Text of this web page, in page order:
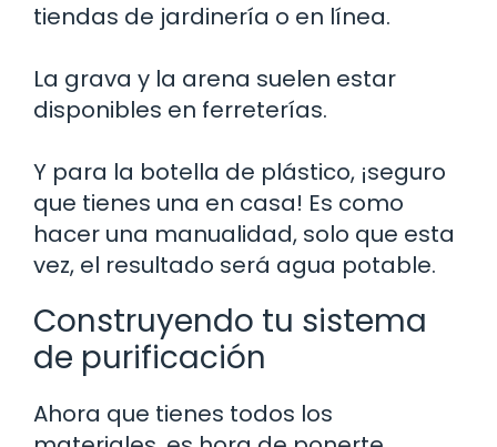
tiendas de jardinería o en línea.
La grava y la arena suelen estar
disponibles en ferreterías.
Y para la botella de plástico, ¡seguro
que tienes una en casa! Es como
hacer una manualidad, solo que esta
vez, el resultado será agua potable.
Construyendo tu sistema
de purificación
Ahora que tienes todos los